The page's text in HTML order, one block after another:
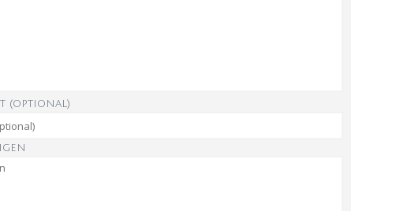
(optional)